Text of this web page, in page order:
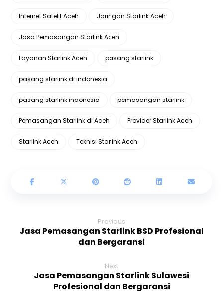
Internet Satelit Aceh Jaringan Starlink Aceh
Jasa Pemasangan Starlink Aceh
Layanan Starlink Aceh pasang starlink
pasang starlink di indonesia
pasang starlink indonesia pemasangan starlink
Pemasangan Starlink di Aceh Provider Starlink Aceh
Starlink Aceh Teknisi Starlink Aceh
Previous
Jasa Pemasangan Starlink BSD Profesional
dan Bergaransi
Next
Jasa Pemasangan Starlink Sulawesi
Profesional dan Bergaransi